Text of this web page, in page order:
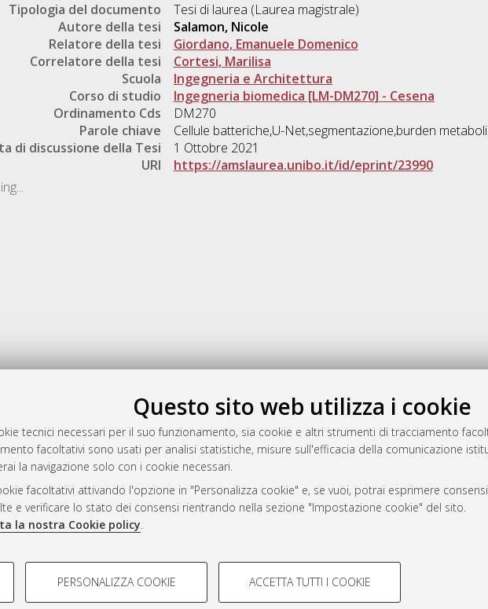
Questo sito web utilizza i cookie
tecnici necessari per il suo funzionamento, sia cookie e altri strumenti di tracciamento
facoltativi sono usati per analisi statistiche, misure sull'efficacia della comunicazione
la navigazione solo con i cookie necessari.
facoltativi attivando l'opzione in "Personalizza cookie" e, se vuoi, potrai esprimere
e verificare lo stato dei consensi rientrando nella sezione "Impostazione cookie" del sito.
la nostra Cookie policy.
- FACOLTATIVI COOKIE TECNICI -
PERSONALIZZA COOKIE ACCETTA TUTTI I COOKIE
Tipologia del documento
Tesi di laurea (Laurea magistrale)
Autore della tesi
Salamon, Nicole
Relatore della tesi
Giordano, Emanuele Domenico
Correlatore della tesi
Cortesi, Marilisa
Scuola
Ingegneria e Architettura
Corso di studio
Ingegneria biomedica [LM-DM270] - Cesena
Ordinamento Cds
DM270
Parole chiave
Cellule batteriche,U-Net,segmentazione,burden
di discussione della Tesi
1 Ottobre 2021
URI
https://amslaurea.unibo.it/id/eprint/23990
Gestione del documento:
AMS Laurea
Servizio implementato e gestito da
Impostazioni Cookie
Informativa sulla privacy
Condizioni d’uso del sito